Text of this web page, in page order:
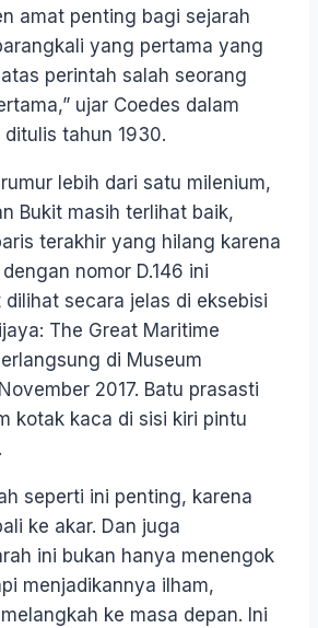
amat penting bagi sejarah
yang pertama yang
perintah salah seorang
ujar Coedes dalam
tahun 1930.
lebih dari satu milenium,
Bukit masih terlihat baik,
terakhir yang hilang karena
nomor D.146 ini
secara jelas di eksebisi
The Great Maritime
di Museum
2017. Batu prasasti
kotak kaca di sisi kiri pintu
seperti ini penting, karena
ke akar. Dan juga
ini bukan hanya menengok
menjadikannya ilham,
ke masa depan. Ini